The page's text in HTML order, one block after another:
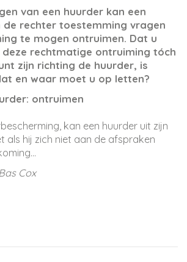
van een huurder kan een
de rechter toestemming vragen
te mogen ontruimen. Dat u
deze rechtmatige ontruiming tóch
zijn richting de huurder, is
en waar moet u op letten?
ontruimen
kan een huurder uit zijn
als hij zich niet aan de afspraken
Cox